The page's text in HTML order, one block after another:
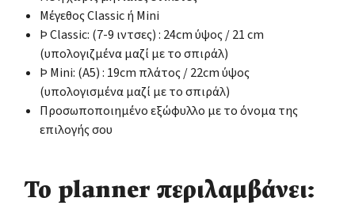
Μέγεθος Classic ή Mini
Þ Classic: (7-9 ιντσες) : 24cm ύψος / 21 cm
(υπολογιζμένα μαζί με το σπιράλ)
Þ Mini: (Α5) : 19cm πλάτος / 22cm ύψος
(υπολογισμένα μαζί με το σπιράλ)
Προσωποποιημένο εξώφυλλο με το όνομα της
επιλογής σου
Το planner περιλαμβάνει: